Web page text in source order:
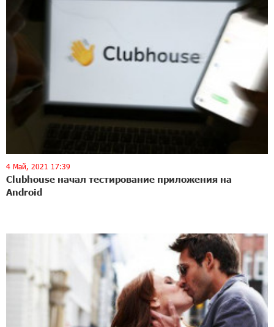
4 Май, 2021 17:39
Clubhouse начал тестирование приложения на
Android